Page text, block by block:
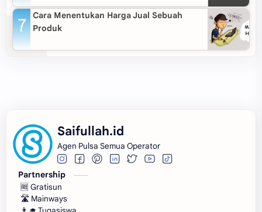
Cara Menentukan Harga Jual Sebuah
Produk
Saifullah.id
Agen Pulsa Semua Operator
Partnership
🆓 Gratisun
🛣️ Mainways